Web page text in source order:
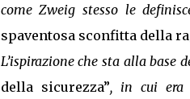
come Zweig stesso le
spaventosa sconfitta della
L’ispirazione che sta alla base
della sicurezza”, in cui era